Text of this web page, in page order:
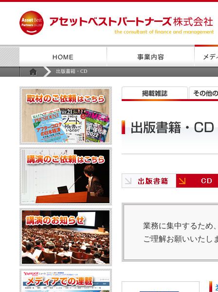
出版書籍・CD
業務に集中するため
ご理解お願いいたし